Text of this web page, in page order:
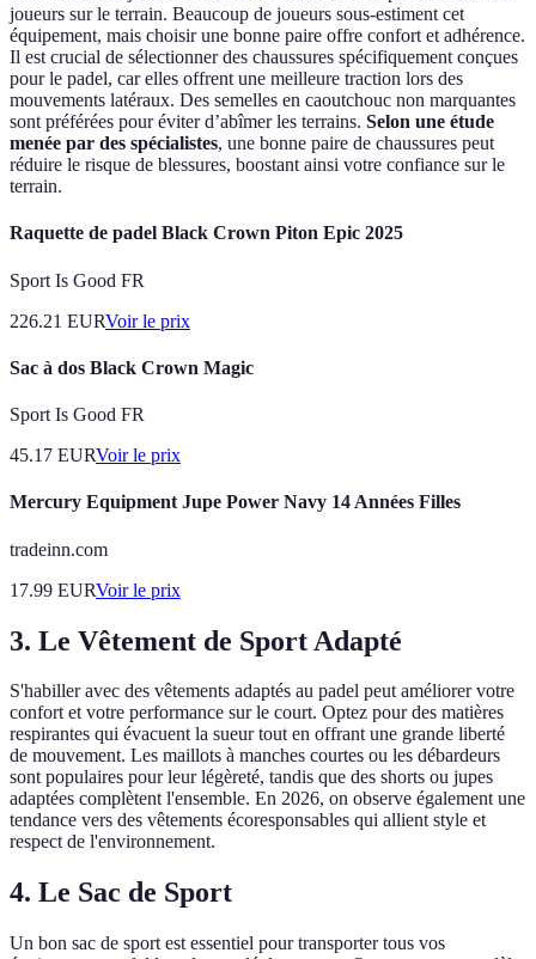
joueurs sur le terrain. Beaucoup de joueurs sous-estiment cet
équipement, mais choisir une bonne paire offre confort et adhérence.
Il est crucial de sélectionner des chaussures spécifiquement conçues
pour le padel, car elles offrent une meilleure traction lors des
mouvements latéraux. Des semelles en caoutchouc non marquantes
sont préférées pour éviter d’abîmer les terrains. Selon une étude
menée par des spécialistes, une bonne paire de chaussures peut
réduire le risque de blessures, boostant ainsi votre confiance sur le
terrain.
Raquette de padel Black Crown Piton Epic 2025
Sport Is Good FR
226.21 EURVoir le prix
Sac à dos Black Crown Magic
Sport Is Good FR
45.17 EURVoir le prix
Mercury Equipment Jupe Power Navy 14 Années Filles
tradeinn.com
17.99 EURVoir le prix
3. Le Vêtement de Sport Adapté
S'habiller avec des vêtements adaptés au padel peut améliorer votre
confort et votre performance sur le court. Optez pour des matières
respirantes qui évacuent la sueur tout en offrant une grande liberté
de mouvement. Les maillots à manches courtes ou les débardeurs
sont populaires pour leur légèreté, tandis que des shorts ou jupes
adaptées complètent l'ensemble. En 2026, on observe également une
tendance vers des vêtements écoresponsables qui allient style et
respect de l'environnement.
4. Le Sac de Sport
Un bon sac de sport est essentiel pour transporter tous vos